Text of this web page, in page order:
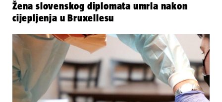
Žena slovenskog diplomata umrla nakon
cijepljenja u Bruxellesu